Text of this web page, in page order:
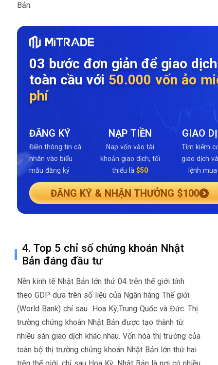
Bản.
03 bước đơn giản để giao dịch
toàn cầu với 50.000 vốn ảo
phí
ĐĂNG KÝ
Điền thông tin cá
nhân vào biểu
mẫu đăng ký
NẠP TIỀN
Nap vốn vào tài
khoản giao dịch, tối
thiểu là $50
GIAO
Tìm kiếm
giao dịch
lệnh
ĐĂNG KÝ & NHẬN THƯỞNG $100
4. Top 5 chỉ số chứng khoán Nhật
Bản đáng đầu tư
Nền kinh tế Nhật Bản lớn thứ 04 trên thế giới tính
theo GDP dựa trên số liệu của Ngân hàng Thế giới
(World Bank) chỉ sau Hoa Kỳ,Trung Quốc và Đức. Thị
trường chứng khoán Nhật Bản được tạo thành từ
nhiều sàn giao dịch khác nhau. Vốn hóa thị trường của
toàn bộ thị trường chứng khoán Nhật Bản lớn thứ hai